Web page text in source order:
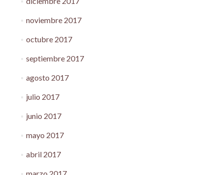
noviembre 2017
octubre 2017
septiembre 2017
agosto 2017
julio 2017
junio 2017
mayo 2017
abril 2017